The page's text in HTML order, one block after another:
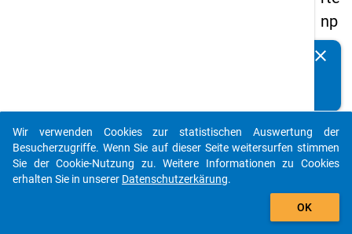
np
an
14
-
zw
clear
auto_stories
add_shopping_cart
Wir verwenden Cookies zur statistischen Auswertung der
Besucherzugriffe. Wenn Sie auf dieser Seite weitersurfen stimmen
Sie der Cookie-Nutzung zu. Weitere Informationen zu Cookies
erhalten Sie in unserer Datenschutzerkärung.
OK